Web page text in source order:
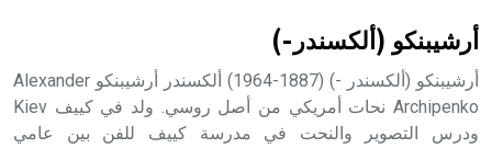
أرشيبنكو (ألكسندر-)
أرشيبنكو (ألكسندر -) (1887-1964) ألكسندر أرشيبنكو Alexander
Archipenko نحات أمريكي من أصل روسي. ولد في كييف Kiev
ودرس التصوير والنحت في مدرسة كييف للفن بين عامي